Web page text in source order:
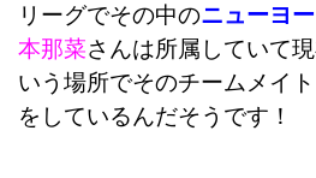
リーグでその中のニューヨ
本那菜さんは所属していて
いう場所でそのチームメイ
をしているんだそうです！